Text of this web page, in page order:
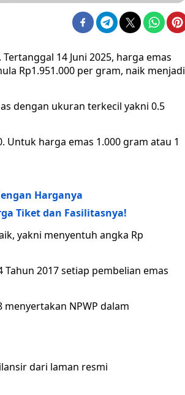
14 Juni 2025, harga emas
Rp1.951.000 per gram, naik menjadi
dengan ukuran terkecil yakni 0.5
Untuk harga emas 1.000 gram atau 1
Harganya
Tiket dan Fasilitasnya!
yakni menyentuh angka Rp
2017 setiap pembelian emas
NPWP dalam
dari laman resmi